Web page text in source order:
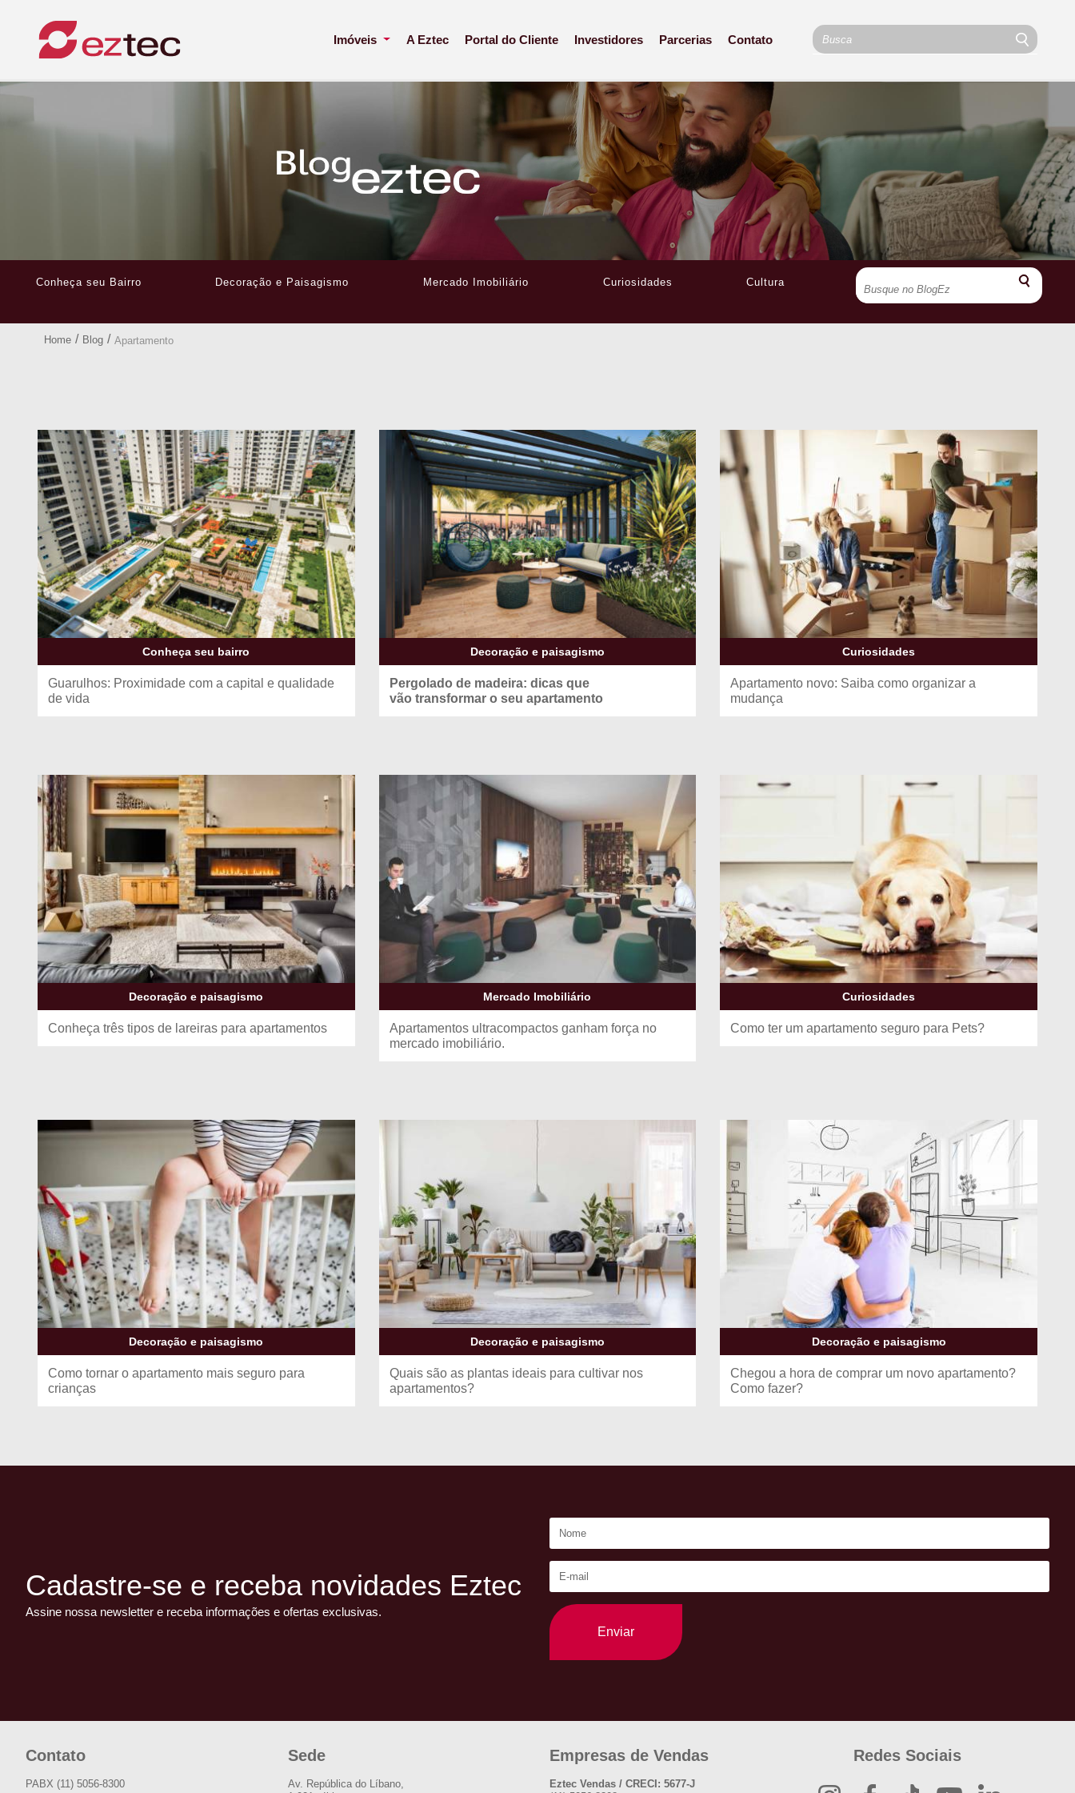
Imóveis A Eztec Portal do Cliente Investidores Parcerias Contato
Conheça seu Bairro Decoração e Paisagismo Mercado Imobiliário Curiosidades Cultura
Home / Blog / Apartamento
Conheça seu bairro
Guarulhos: Proximidade com a capital e qualidade
de vida
Decoração e paisagismo
Pergolado de madeira: dicas que
vão transformar o seu apartamento
Curiosidades
Apartamento novo: Saiba como organizar a
mudança
Decoração e paisagismo
Conheça três tipos de lareiras para apartamentos
Mercado Imobiliário
Apartamentos ultracompactos ganham força no
mercado imobiliário.
Curiosidades
Como ter um apartamento seguro para Pets?
Decoração e paisagismo
Como tornar o apartamento mais seguro para
crianças
Decoração e paisagismo
Quais são as plantas ideais para cultivar nos
apartamentos?
Decoração e paisagismo
Chegou a hora de comprar um novo apartamento?
Como fazer?
Cadastre-se e receba novidades Eztec
Assine nossa newsletter e receba informações e ofertas exclusivas.
Enviar
Contato
PABX (11) 5056-8300
Sede
Av. República do Líbano,
Empresas de Vendas
Eztec Vendas / CRECI: 5677-J
Redes Sociais